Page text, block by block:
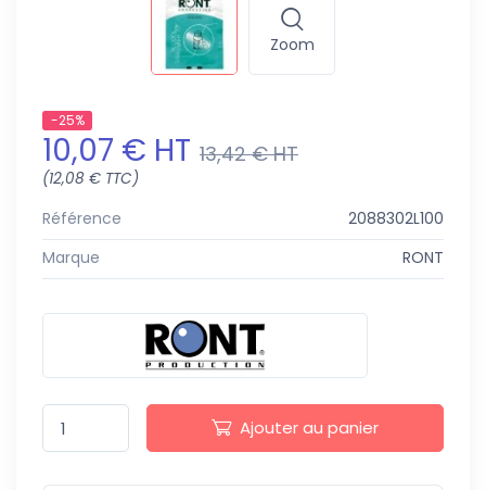
Zoom
-25%
10,07 € HT 13,42 € HT
(12,08 € TTC)
Référence
2088302L100
Marque
RONT
Ajouter au panier